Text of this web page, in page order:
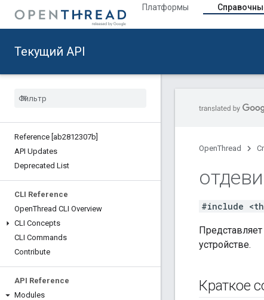
Платформы
Текущий API
Reference [ab2812307b]
API Updates
Deprecated List
CLI Reference
OpenThread CLI Overview
CLI Concepts
CLI Commands
Contribute
API Reference
Modules
OpenThread
#include
устройстве.
Краткое